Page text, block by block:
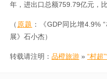
年，进出口总额759.79亿元，
（ 原题 ：《GDP同比增4.9%
展》石小杰）
转载请注明： 品橙旅游 » “村超